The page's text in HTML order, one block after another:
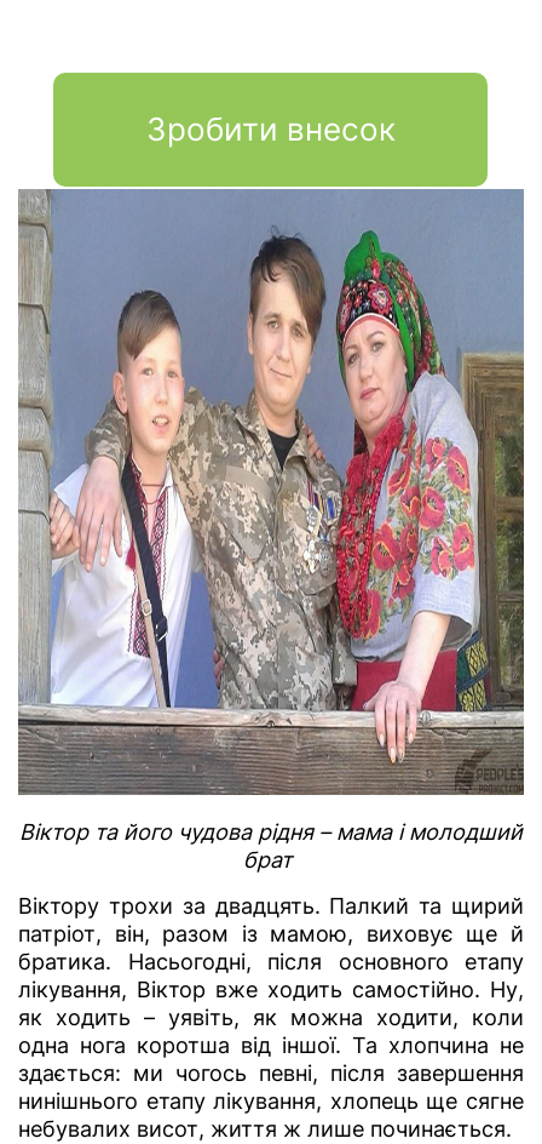
Віктор та його чудова рідня – мама і молодший
брат
Віктору трохи за двадцять. Палкий та щирий
патріот, він, разом із мамою, виховує ще й
братика. Насьогодні, після основного етапу
лікування, Віктор вже ходить самостійно. Ну,
як ходить – уявіть, як можна ходити, коли
одна нога коротша від іншої. Та хлопчина не
здається: ми чогось певні, після завершення
нинішнього етапу лікування, хлопець ще сягне
небувалих висот, життя ж лише починається.